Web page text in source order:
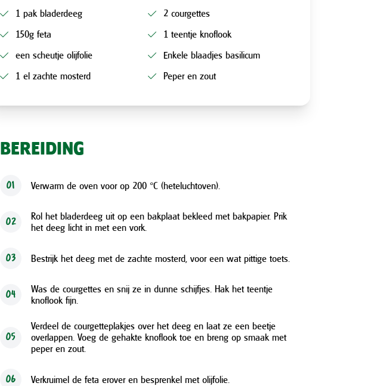
1 pak bladerdeeg
2 courgettes
150g feta
1 teentje knoflook
een scheutje olijfolie
Enkele blaadjes basilicum
1 el zachte mosterd
Peper en zout
BEREIDING
01 Verwarm de oven voor op 200 °C (heteluchtoven).
02
Rol het bladerdeeg uit op een bakplaat bekleed met bakpapier. Prik
het deeg licht in met een vork.
03 Bestrijk het deeg met de zachte mosterd, voor een wat pittige toets.
04
Was de courgettes en snij ze in dunne schijfjes. Hak het teentje
knoflook fijn.
05
Verdeel de courgetteplakjes over het deeg en laat ze een beetje
overlappen. Voeg de gehakte knoflook toe en breng op smaak met
peper en zout.
06 Verkruimel de feta erover en besprenkel met olijfolie.